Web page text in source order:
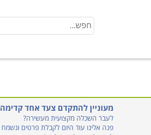
מעוניין להתקדם צעד אחד קדימה
לעבר השכלה מקצועית מעשירה?
פנה אלינו עוד היום לקבלת פרטים ונשמח